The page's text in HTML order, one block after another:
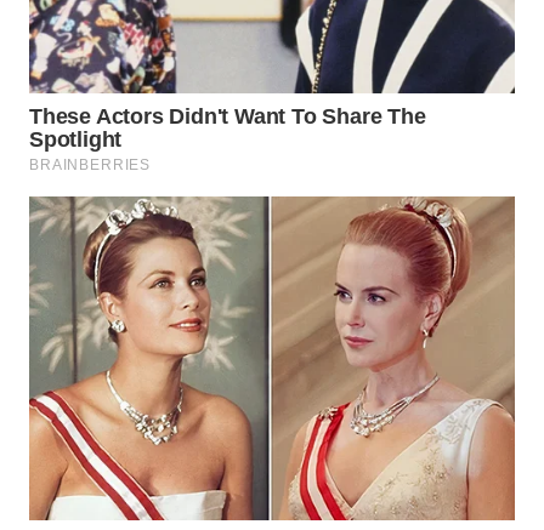
INDRAMAYU
WN
WN
MAJALENGKA
WN
SUBANG
WN
SUKABUMI
WN
PURWAKARTA